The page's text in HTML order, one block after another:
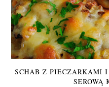
SCHAB Z PIECZARKAMI
SEROWĄ